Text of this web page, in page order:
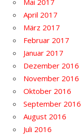
Mai 2017
April 2017
März 2017
Februar 2017
Januar 2017
Dezember 2016
November 2016
Oktober 2016
September 2016
August 2016
Juli 2016